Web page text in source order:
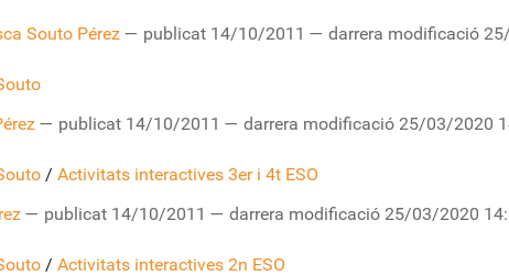
Souto Pérez — publicat 14/10/2011 — darrera modificació
— publicat 14/10/2011 — darrera modificació 25/03/2020
/ Activitats interactives 3er i 4t ESO
— publicat 14/10/2011 — darrera modificació 25/03/2020
/ Activitats interactives 2n ESO